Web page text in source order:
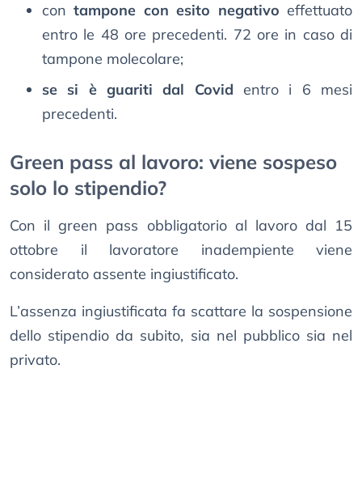
contampone con esito negativo effettuato
entro le 48 ore precedenti. 72 ore in caso di
tampone molecolare;
se si è guariti dal Covid entro i 6 mesi
precedenti.
Green pass al lavoro: viene sospeso
solo lo stipendio?
Con il green pass obbligatorio al lavoro dal 15
ottobre il lavoratore inadempiente viene
considerato assente ingiustificato.
L’assenza ingiustificata fa scattare la sospensione
dello stipendio da subito, sia nel pubblico sia nel
privato.